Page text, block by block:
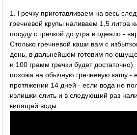
1. Гречку приготавливаем на весь
гречневой крупы наливаем 1,5 литра
посуду с гречкой до утра в одеяло -
Столько гречневой каши вам с
день, в дальнейшем готовим по
и 100 грамм гречки будет
похожа на обычную гречневую кашу -
протяжении 14 дней - если вода не
излишки слить и в следующий раз
кипящей воды.